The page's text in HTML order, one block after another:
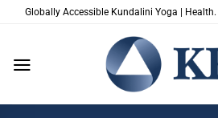
SaltarGlobally Accessible Kundalini Yoga |